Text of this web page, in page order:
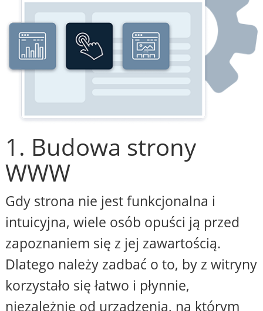
1. Budowa strony
WWW
Gdy strona nie jest funkcjonalna i
intuicyjna, wiele osób opuści ją przed
zapoznaniem się z jej zawartością.
Dlatego należy zadbać o to, by z witryny
korzystało się łatwo i płynnie,
niezależnie od urządzenia, na którym